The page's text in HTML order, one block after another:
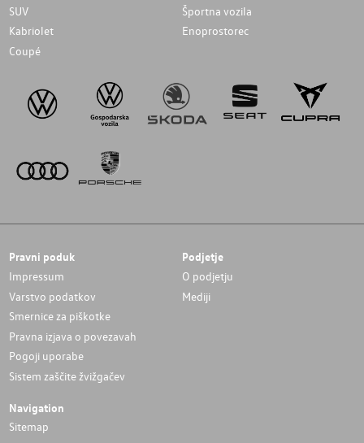
SUV
Športna vozila
Kabriolet
Enoprostorec
Coupé
Pravni poduk
Impressum
Varstvo podatkov
Smernice za piškotke
Pravna izjava o povezavah
Pogoji uporabe
Sistem zaščite žvižgačev
Podjetje
O podjetju
Mediji
Navigation
Sitemap